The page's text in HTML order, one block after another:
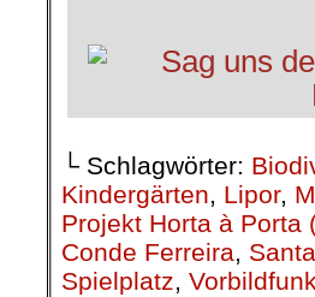
└ Schlagwörter:
Kindergärten, Lipor,
Projekt Horta à Porta
Conde Ferreira,
Spielplatz,